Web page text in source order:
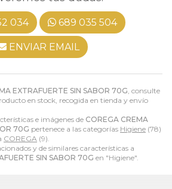
EXTRAFUERTE SIN SABOR 70G , consulte
en stock, recogida en tienda y envío
e imágenes de COREGA CREMA
70G pertenece a las categorías Higiene (78)
COREGA (9).
y de similares características a
SIN SABOR 70G en "Higiene".
034 689 035 504
ENVIAR EMAIL